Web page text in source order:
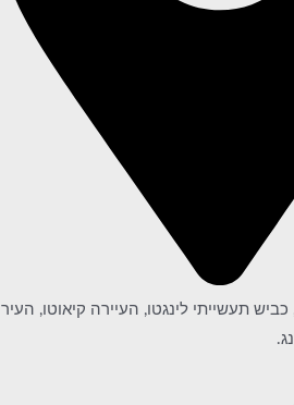
2, מס' 2, נתיב 3, כביש תעשייתי לינגטו, העיירה קיאוטו, העיר